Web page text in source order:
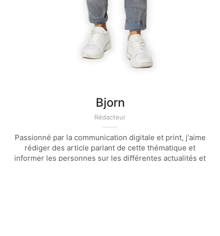
Bjorn
Rédacteur
Passionné par la communication digitale et print, j'aime
rédiger des article parlant de cette thématique et
informer les personnes sur les différentes actualités et